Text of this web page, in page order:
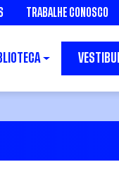
TRABALHE CONOSCO